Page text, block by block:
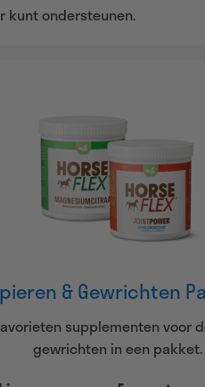
kunt ondersteunen.
& Gewrichten
supplementen voor
gewrichten in een pakket.